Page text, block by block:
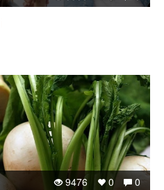
0
0
9476